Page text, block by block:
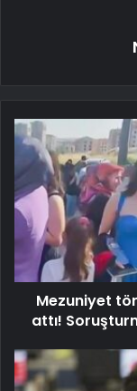
Mezuniyet
attı!